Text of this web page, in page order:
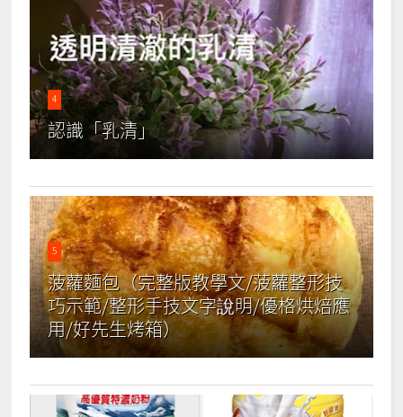
4
認識「乳清」
5
菠蘿麵包（完整版教學文/菠蘿整形技
巧示範/整形手技文字說明/優格烘焙應
用/好先生烤箱）